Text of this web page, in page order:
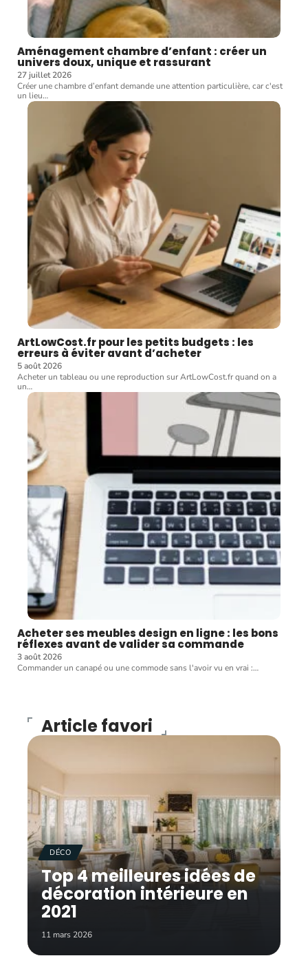
Aménagement chambre d’enfant : créer un
univers doux, unique et rassurant
27 juillet 2026
Créer une chambre d’enfant demande une attention particulière, car c'est
un lieu…
ArtLowCost.fr pour les petits budgets : les
erreurs à éviter avant d’acheter
5 août 2026
Acheter un tableau ou une reproduction sur ArtLowCost.fr quand on a
un…
Acheter ses meubles design en ligne : les bons
réflexes avant de valider sa commande
3 août 2026
Commander un canapé ou une commode sans l'avoir vu en vrai :…
Article favori
DÉCO
Top 4 meilleures idées de
décoration intérieure en
2021
11 mars 2026